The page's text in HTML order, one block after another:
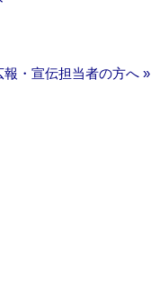
報・宣伝担当者の方へ »